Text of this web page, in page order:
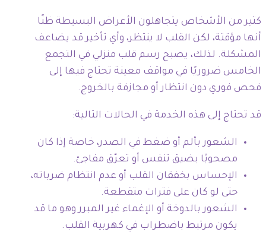
كثير من الأشخاص يتجاهلون الأعراض البسيطة ظنًا
أنها مؤقتة، لكن القلب لا ينتظر، وأي تأخير قد يضاعف
المشكلة. لذلك، يصبح رسم قلب منزلي في التجمع
الخامس ضروريًا في مواقف معينة تحتاج فيها إلى
فحص فوري دون انتظار أو مجازفة بالخروج.
قد تحتاج إلى هذه الخدمة في الحالات التالية:
الشعور بألم أو ضغط في الصدر، خاصة إذا كان
مصحوبًا بضيق تنفس أو تعرّق مفاجئ.
الإحساس بخفقان القلب أو عدم انتظام ضرباته،
حتى لو كان على فترات متقطعة.
الشعور بالدوخة أو الإغماء غير المبرر وهو ما قد
يكون مرتبط باضطراب في كهربية القلب.